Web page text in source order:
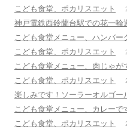
こども食堂、ポカリスエット
神戸電鉄西鈴蘭台駅での花一輪
こども食堂メニュー、ハンバー
こども食堂、ポカリスエット
こども食堂メニュー、肉じゃが
こども食堂、ポカリスエット
楽しみです！ソーラーオルゴー
こども食堂メニュー、カレーで
こども食堂、ポカリスエット